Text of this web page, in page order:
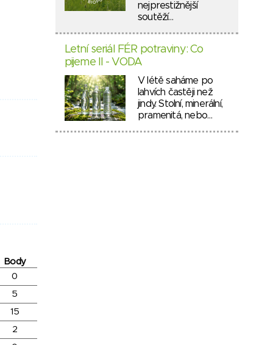
Body
0
5
15
2
nejprestižnější
soutěží…
Letní seriál FÉR potraviny: Co
pijeme II - VODA
V létě saháme po
lahvích častěji než
jindy. Stolní, minerální,
pramenitá, nebo…